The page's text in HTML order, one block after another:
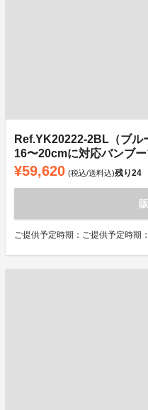
Ref.YK20222-2BL（ブル
16〜20cmに対応バンブー
¥59,620 (税込/送料込)残り24
ご提供予定時期：ご提供予定時期